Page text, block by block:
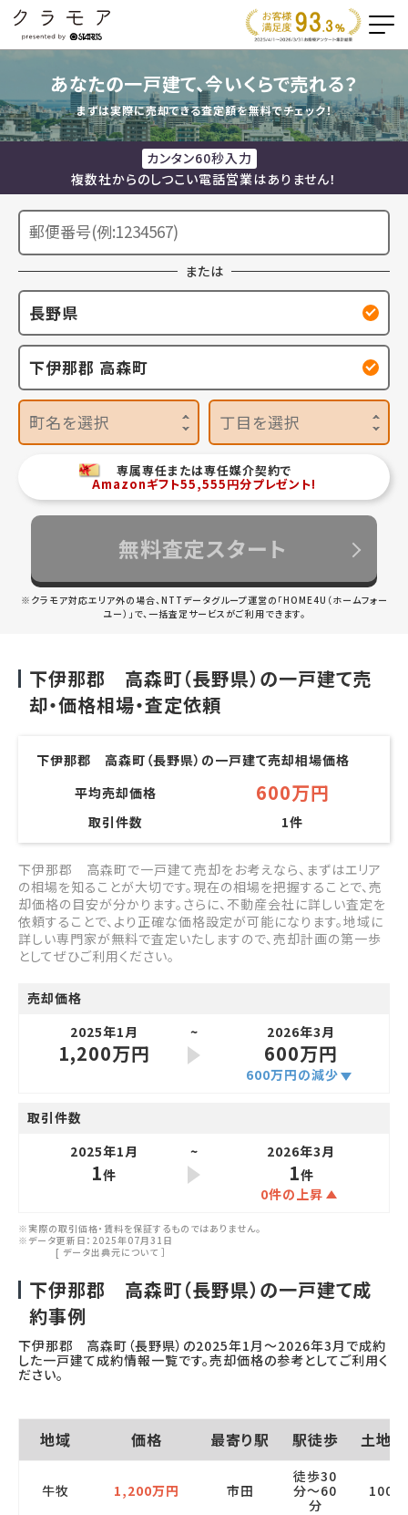
あなたの一戸建て、今いくらで売れる？
まずは実際に売却できる査定額を無料でチェック！
カンタン60秒入力
複数社からのしつこい電話営業はありません！
または
長野県
下伊那郡 高森町
町名を選択 丁目を選択
専属専任または専任媒介契約で
Amazonギフト55,555円分プレゼント!
無料査定スタート
※クラモア対応エリア外の場合、NTTデータグループ運営の「HOME4U（ホームフォー
ユー）」で、一括査定サービスがご利用できます。
下伊那郡 高森町（長野県）の一戸建て売
却・価格相場・査定依頼
下伊那郡 高森町（長野県）の一戸建て売却相場価格
平均売却価格
600万円
取引件数 1件
下伊那郡 高森町で一戸建て売却をお考えなら、まずはエリア
の相場を知ることが大切です。現在の相場を把握することで、売
却価格の目安が分かります。さらに、不動産会社に詳しい査定を
依頼することで、より正確な価格設定が可能になります。地域に
詳しい専門家が無料で査定いたしますので、売却計画の第一歩
としてぜひご利用ください。
売却価格
2025年1月
1,200万円
2026年3月
600万円
600万円の減少
取引件数
2025年1月
1件
2026年3月
1件
0件の上昇
※実際の取引価格・賃料を保証するものではありません。
※データ更新日：2025年07月31日
[ データ出典元について ］
下伊那郡 高森町（長野県）の一戸建て成
約事例
下伊那郡 高森町（長野県）の2025年1月～2026年3月 で成約
した一戸建て成約情報一覧です。売却価格の参考としてご利用く
ださい。
地域 価格 最寄り駅 駅徒歩 土地
牛牧 1,200万円 市田
徒歩30
分～60
分
1000